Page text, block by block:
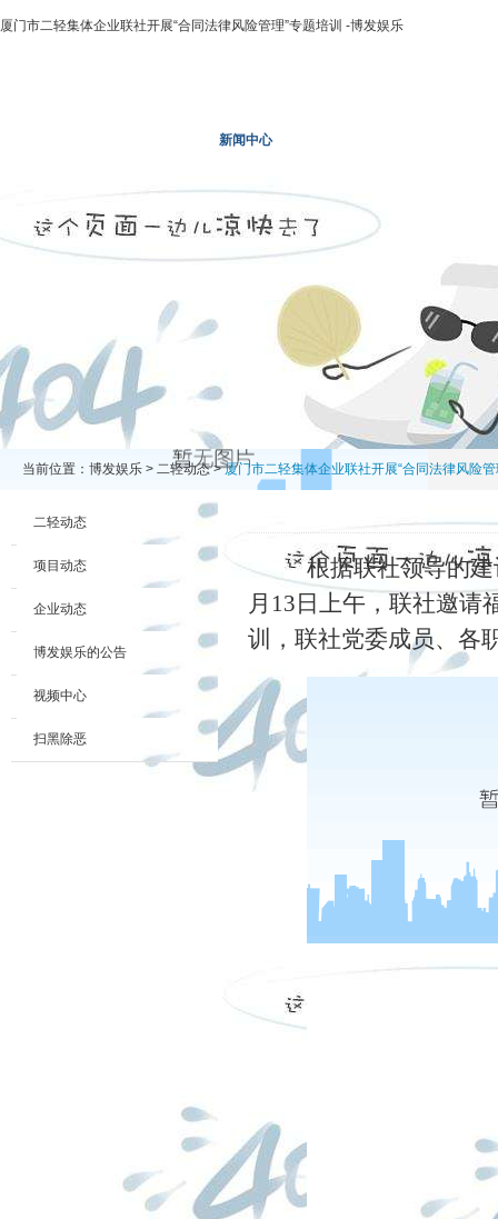
厦门市二轻集体企业联社开展“合同法律风险管理”专题培训 -博发娱乐
新闻中心
当前位置： 博发娱乐 > 二轻动态>厦门市二轻集体企业联社开展“合同法律风险管
二轻动态
项目动态
企业动态
博发娱乐的公告
视频中心
扫黑除恶
根据联社领导的
月 13 日上午，联社邀请
训，联社党委成员、各